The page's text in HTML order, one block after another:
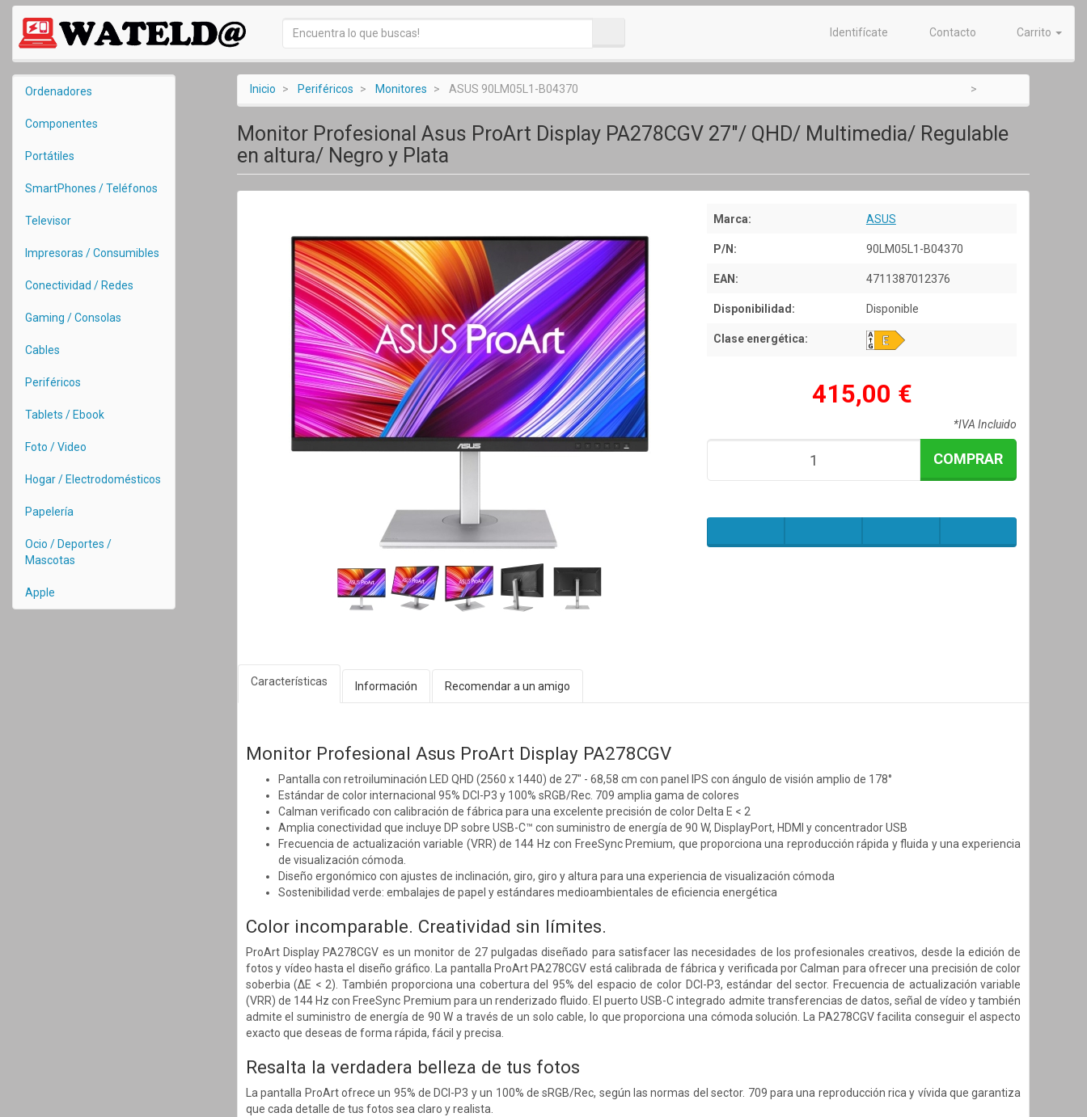
Identifícate Contacto Carrito
Ordenadores
Componentes
Portátiles
SmartPhones / Teléfonos
Televisor
Impresoras / Consumibles
Conectividad / Redes
Gaming / Consolas
Cables
Periféricos
Tablets / Ebook
Foto / Video
Hogar / Electrodomésticos
Papelería
Ocio / Deportes /
Mascotas
Apple
Inicio Periféricos Monitores ASUS 90LM05L1-B04370
Monitor Profesional Asus ProArt Display PA278CGV 27"/ QHD/ Multimedia/ Regulable
en altura/ Negro y Plata
Marca: ASUS
P/N: 90LM05L1-B04370
EAN: 4711387012376
Disponibilidad: Disponible
Clase energética:
415,00 €
*IVA Incluido
COMPRAR
Características Información Recomendar a un amigo
Monitor Profesional Asus ProArt Display PA278CGV
Pantalla con retroiluminación LED QHD (2560 x 1440) de 27" - 68,58 cm con panel IPS con ángulo de visión amplio de 178°
Estándar de color internacional 95% DCI-P3 y 100% sRGB/Rec. 709 amplia gama de colores
Calman verificado con calibración de fábrica para una excelente precisión de color Delta E < 2
Amplia conectividad que incluye DP sobre USB-C™ con suministro de energía de 90 W, DisplayPort, HDMI y concentrador USB
Frecuencia de actualización variable (VRR) de 144 Hz con FreeSync Premium, que proporciona una reproducción rápida y fluida y una experiencia
de visualización cómoda.
Diseño ergonómico con ajustes de inclinación, giro, giro y altura para una experiencia de visualización cómoda
Sostenibilidad verde: embalajes de papel y estándares medioambientales de eficiencia energética
Color incomparable. Creatividad sin límites.
ProArt Display PA278CGV es un monitor de 27 pulgadas diseñado para satisfacer las necesidades de los profesionales creativos, desde la edición de
fotos y vídeo hasta el diseño gráfico. La pantalla ProArt PA278CGV está calibrada de fábrica y verificada por Calman para ofrecer una precisión de color
soberbia (∆E < 2). También proporciona una cobertura del 95% del espacio de color DCI-P3, estándar del sector. Frecuencia de actualización variable
(VRR) de 144 Hz con FreeSync Premium para un renderizado fluido. El puerto USB-C integrado admite transferencias de datos, señal de vídeo y también
admite el suministro de energía de 90 W a través de un solo cable, lo que proporciona una cómoda solución. La PA278CGV facilita conseguir el aspecto
exacto que deseas de forma rápida, fácil y precisa.
Resalta la verdadera belleza de tus fotos
La pantalla ProArt ofrece un 95% de DCI-P3 y un 100% de sRGB/Rec, según las normas del sector. 709 para una reproducción rica y vívida que garantiza
que cada detalle de tus fotos sea claro y realista.